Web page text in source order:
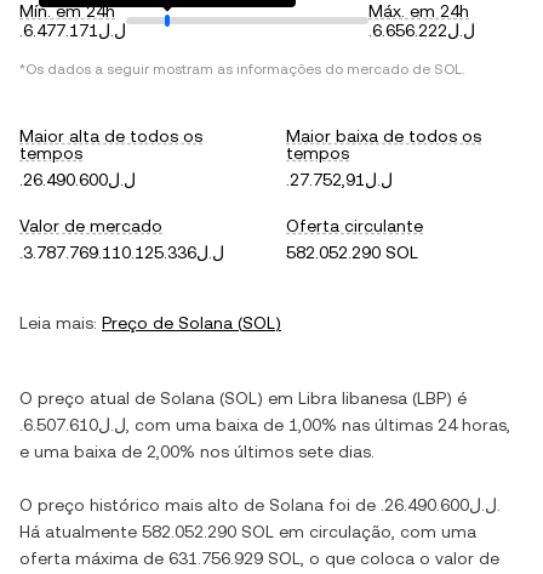
Mín. em 24h
.ل.ل6.477.171
Máx. em 24h
.ل.ل6.656.222
*Os dados a seguir mostram as informações do mercado de SOL.
Maior alta de todos os
tempos
.ل.ل26.490.600
Maior baixa de todos os
tempos
.ل.ل27.752,91
Valor de mercado
.ل.ل3.787.769.110.125.336
Oferta circulante
582.052.290 SOL
Leia mais: Preço de Solana (SOL)
O preço atual de Solana (SOL ) em Libra libanesa (LBP) é
.ل.ل6.507.610 , com uma baixa de 1,00% nas últimas 24 horas,
e uma baixa de 2,00% nos últimos sete dias.
O preço histórico mais alto de Solana foi de .ل.ل26.490.600
Há atualmente 582.052.290 SOL em circulação, com uma
oferta máxima de 631.756.929 SOL
, o que coloca o valor de